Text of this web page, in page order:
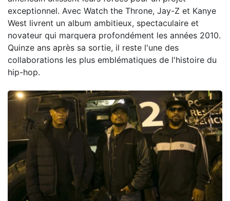
exceptionnel. Avec Watch the Throne, Jay-Z et Kanye
West livrent un album ambitieux, spectaculaire et
novateur qui marquera profondément les années 2010.
Quinze ans après sa sortie, il reste l'une des
collaborations les plus emblématiques de l'histoire du
hip-hop.